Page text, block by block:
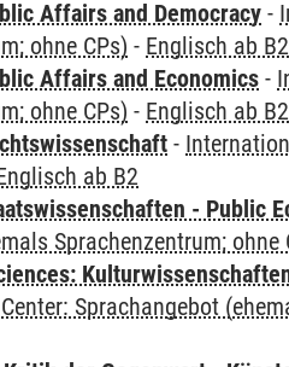
Affairs and Democracy -
ohne CPs) - Englisch ab B2
Affairs and Economics -
ohne CPs) - Englisch ab B2
-
ab B2
- Public
Sprachenzentrum; ohne
Sprachangebot